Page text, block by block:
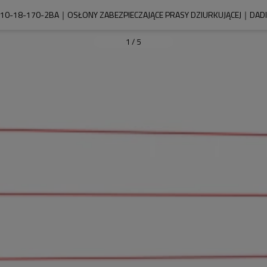
18-170-2BA｜OSŁONY ZABEZPIECZAJĄCE PRASY DZIURKUJĄCEJ｜
1 / 5